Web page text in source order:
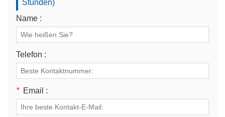
Stunden)
Name :
Telefon :
* Email :